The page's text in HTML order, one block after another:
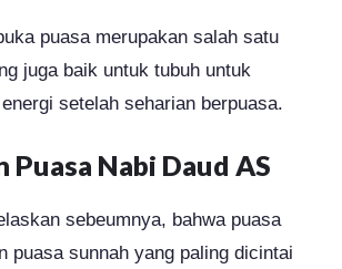
puasa merupakan salah satu
juga baik untuk tubuh untuk
setelah seharian berpuasa.
Puasa Nabi Daud AS
sebeumnya, bahwa puasa
puasa sunnah yang paling dicintai